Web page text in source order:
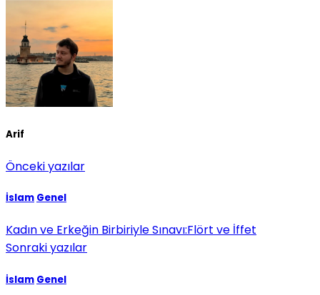
Arif
Önceki yazılar
İslam Genel
Kadın ve Erkeğin Birbiriyle Sınavı:Flört ve İffet
Sonraki yazılar
İslam Genel